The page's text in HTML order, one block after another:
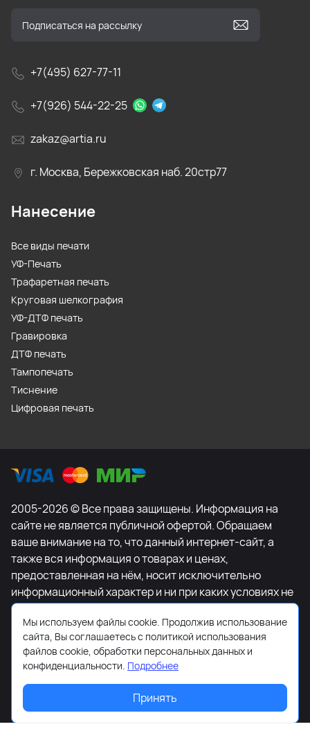
+7(495) 627-77-11
+7(926) 544-22-25
zakaz@artia.ru
г. Москва, Бережковская наб. 20стр77
Нанесение
Все виды печати
УФ-Печать
Трафаретная печать
Круговая шелкография
УФ-ДТФ печать
Гравировка
ДТФ печать
Тампопечать
Тиснение
Цифровая печать
2005-2026 © Все права защищены. Информация на
сайте не является публичной офертой. Обращаем
ваше внимание на то, что данный интернет-сайт, а
также вся информация о товарах и ценах,
предоставленная на нём, носит исключительно
информационный характер и ни при каких условиях не
является публичной офертой, определяемой
положениями Статьи 437 Гражданского кодекса
Российской Федерации. Для получения подробной
информации о наличии и стоимости указанных
товаров и (или) услуг, пожалуйста, обращайтесь к
менеджеру сайта с помощью специальной формы
связи или по телефону +7-495-627-77-11.
Мы используем файлы cookie. Продолжив использование
сайта, Вы соглашаетесь с политикой использования
файлов cookie, обработки персональных данных и
конфиденциальности. Подробнее
Принять